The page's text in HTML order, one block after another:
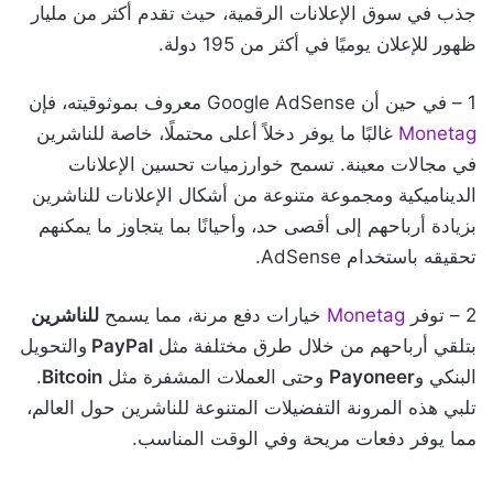
جذب في سوق الإعلانات الرقمية، حيث تقدم أكثر من مليار
ظهور للإعلان يوميًا في أكثر من 195 دولة.
1 – في حين أن Google AdSense معروف بموثوقيته، فإن
Monetag غالبًا ما يوفر دخلاً أعلى محتملًا، خاصة للناشرين
في مجالات معينة. تسمح خوارزميات تحسين الإعلانات
الديناميكية ومجموعة متنوعة من أشكال الإعلانات للناشرين
بزيادة أرباحهم إلى أقصى حد، وأحيانًا بما يتجاوز ما يمكنهم
تحقيقه باستخدام AdSense.
2 – توفر Monetag خيارات دفع مرنة، مما يسمح للناشرين
بتلقي أرباحهم من خلال طرق مختلفة مثل PayPal والتحويل
البنكي وPayoneer وحتى العملات المشفرة مثل Bitcoin
.
تلبي هذه المرونة التفضيلات المتنوعة للناشرين حول العالم،
مما يوفر دفعات مريحة وفي الوقت المناسب.